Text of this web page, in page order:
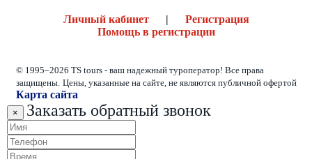
Личный кабинет| Регистрация
Помощь в регистрации
© 1995–2026 TS tours - ваш надежный туроператор! Все права
защищены. Цены, указанные на сайте, не являются публичной офертой
Карта сайта
× Заказать обратный звонок